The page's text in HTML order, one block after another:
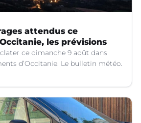
attendus ce
les prévisions
ce dimanche 9 août dans
d’Occitanie. Le bulletin météo.